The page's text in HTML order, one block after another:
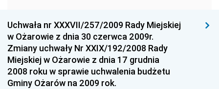
Dziennik Urzędowy Ministra Gospodarki
Dziennik Urzędowy Urzędu Ochrony Konkurencji i
Konsumentów
Dziennik Urzędowy Ministra Pracy i Polityki
Społecznej
Uchwała nr XXXVII/257/2009 Rady Miejskiej
w Ożarowie z dnia 30 czerwca 2009r.
Zmiany uchwały Nr XXIX/192/2008 Rady
Miejskiej w Ożarowie z dnia 17 grudnia
2008 roku w sprawie uchwalenia budżetu
Gminy Ożarów na 2009 rok.